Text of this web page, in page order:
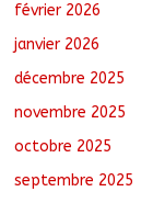
février 2026
janvier 2026
décembre 2025
novembre 2025
octobre 2025
septembre 2025